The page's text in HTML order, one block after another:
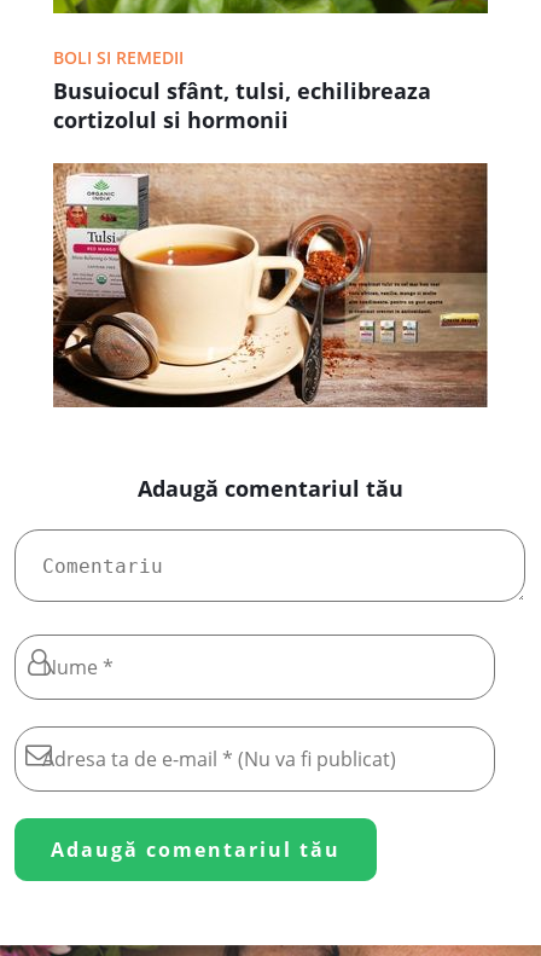
BOLI SI REMEDII
Busuiocul sfânt, tulsi, echilibreaza
cortizolul si hormonii
Adaugă comentariul tău